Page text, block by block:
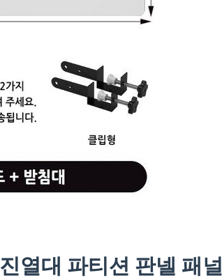
열대 파티션 판넬 패널